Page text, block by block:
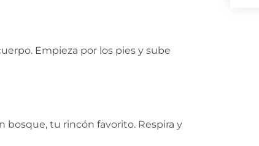
Empieza por los pies y sube
bosque, tu rincón favorito. Respira y